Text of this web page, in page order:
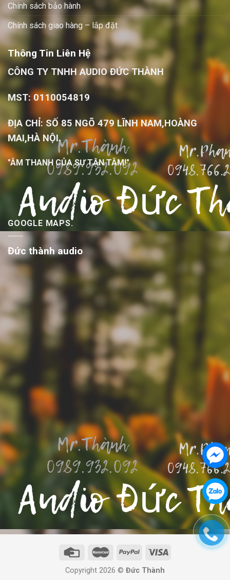
Chính sách bảo hành
Chính sách giao hàng – lắp đặt
Thông Tin Liên Hệ
CÔNG TY TNHH AUDIO ĐỨC THÀNH
MST: 0110054819
ĐỊA CHỈ: SỐ 85 NGÕ 479 LĨNH NAM,HOÀNG
MAI,HÀ NỘI.
"ÂM THANH CỦA SỰ TẬN TÂM!"
GOOGLE MAPS.
Đức thành audio
Copyright 2026 © Đức Thành